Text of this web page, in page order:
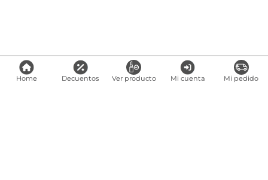
Home Decuentos Ver producto Mi cuenta Mi pedido